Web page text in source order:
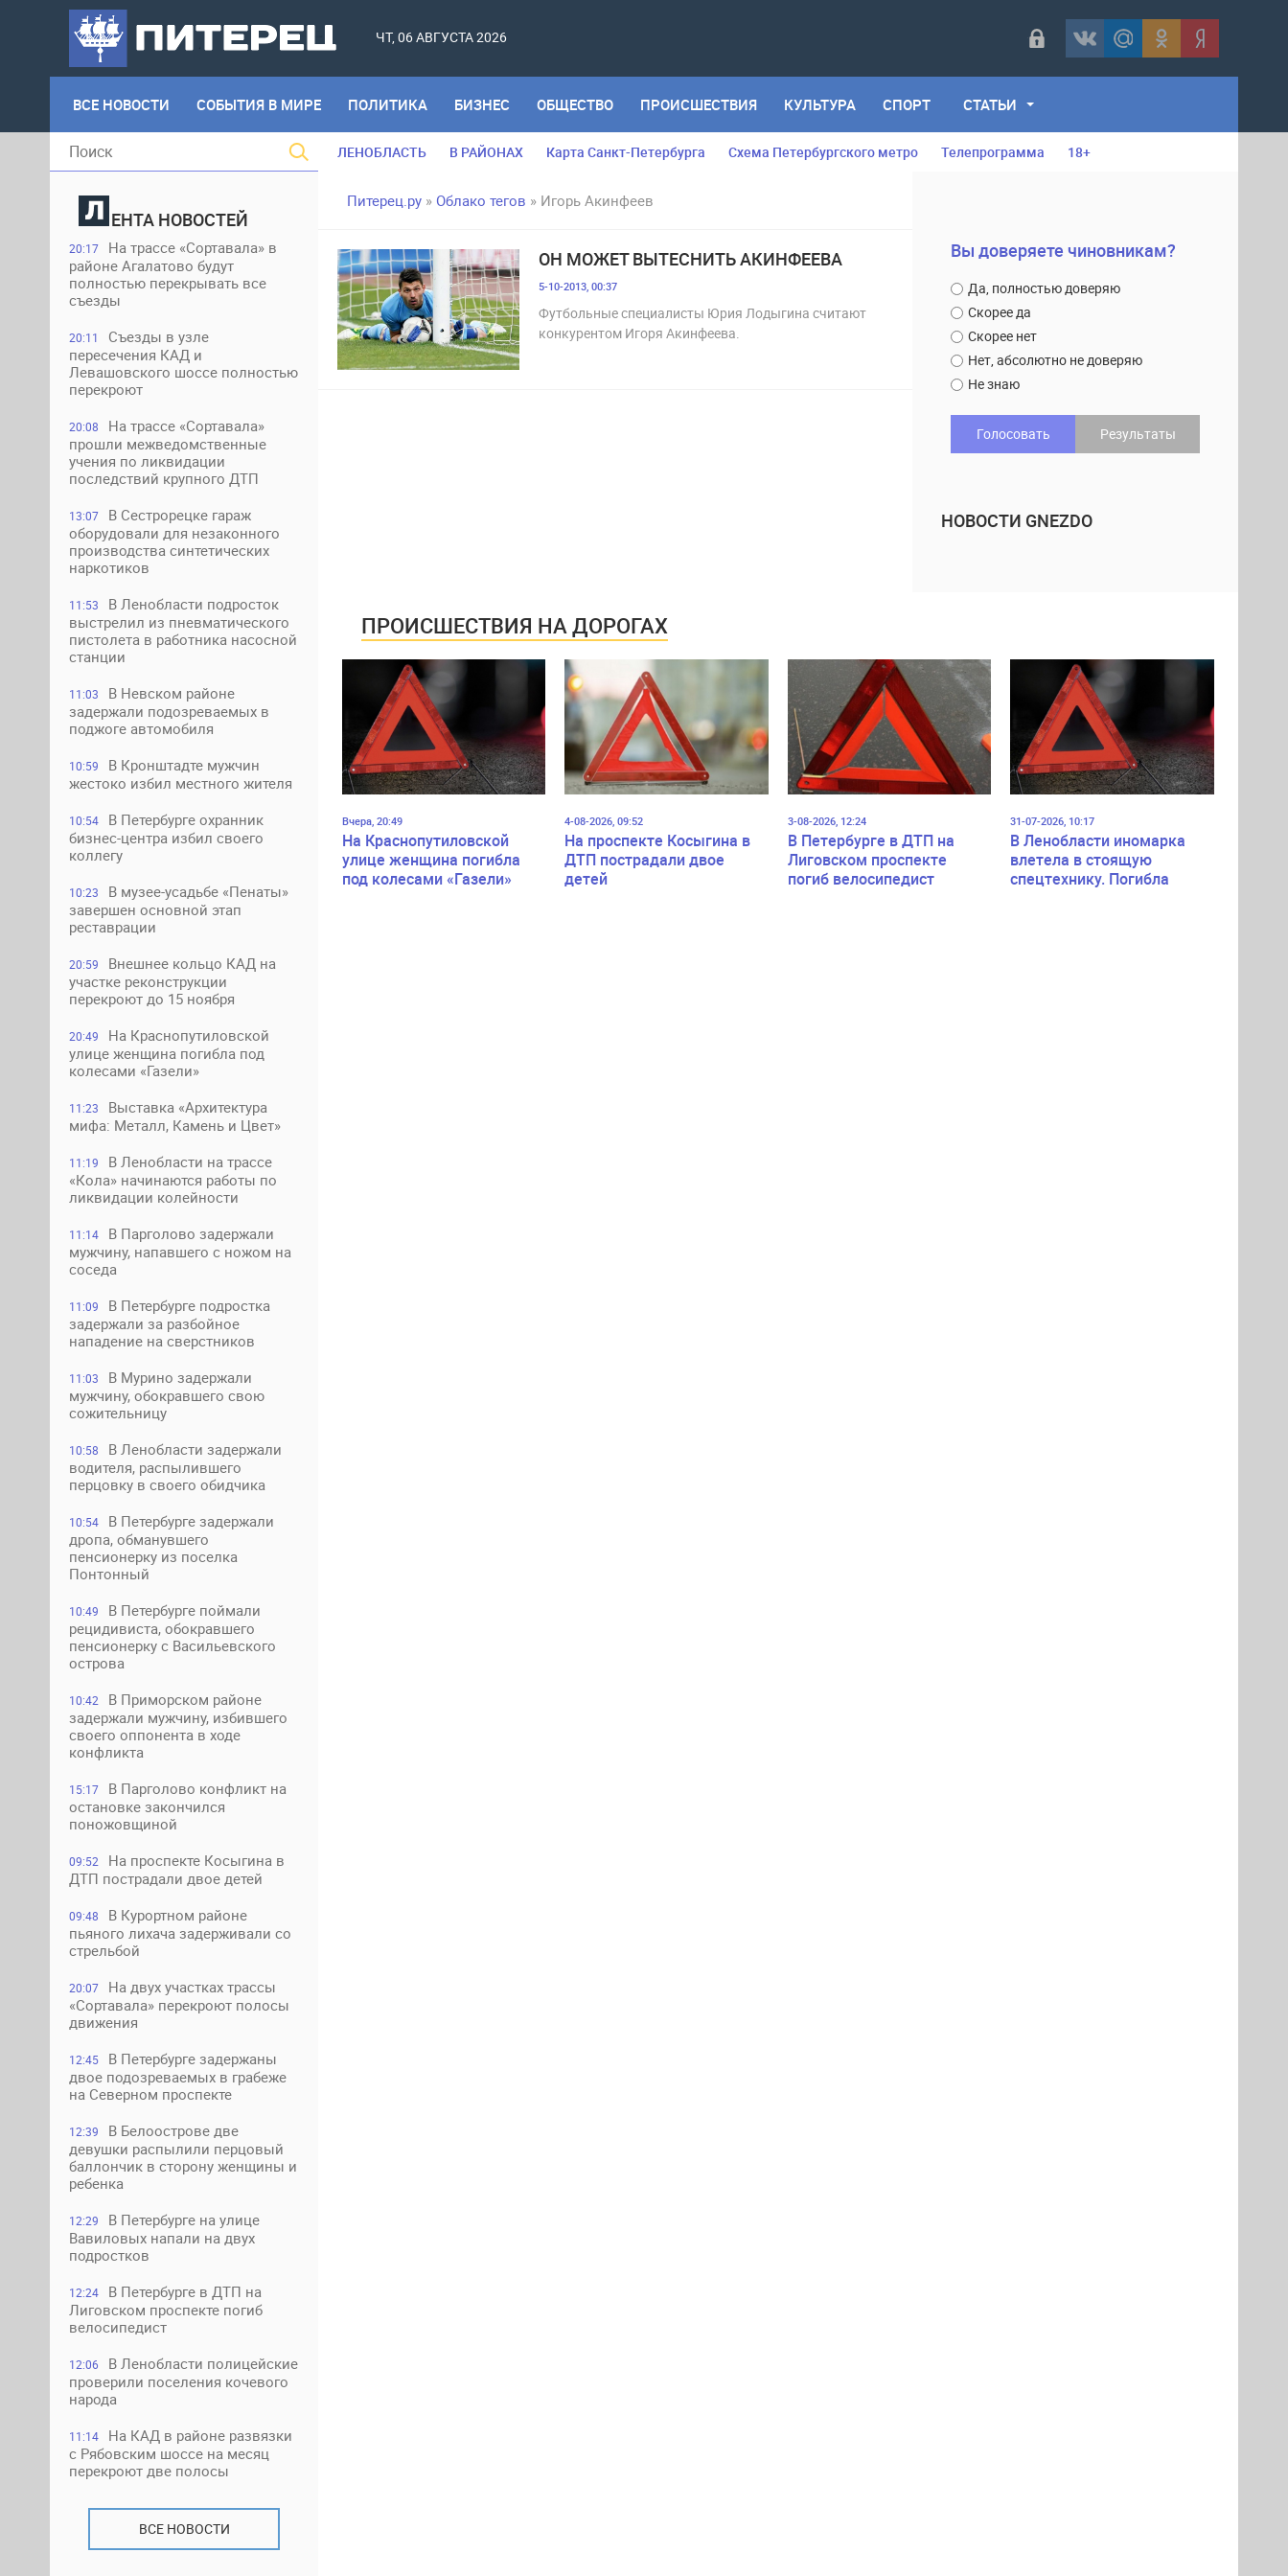
ЧТ, 06 АВГУСТА 2026
ВСЕ НОВОСТИ СОБЫТИЯ В МИРЕ ПОЛИТИКА БИЗНЕС ОБЩЕСТВО ПРОИСШЕСТВИЯ КУЛЬТУРА СПОРТ СТАТЬИ
ЕНТА НОВОСТЕЙ
20:17
На трассе «Сортавала» в
районе Агалатово будут
полностью перекрывать все
съезды
20:11
Съезды в узле
пересечения КАД и
Левашовского шоссе полностью
перекроют
20:08
На трассе «Сортавала»
прошли межведомственные
учения по ликвидации
последствий крупного ДТП
13:07
В Сестрорецке гараж
оборудовали для незаконного
производства синтетических
наркотиков
11:53
В Ленобласти подросток
выстрелил из пневматического
пистолета в работника насосной
станции
11:03
В Невском районе
задержали подозреваемых в
поджоге автомобиля
10:59
В Кронштадте мужчин
жестоко избил местного жителя
10:54
В Петербурге охранник
бизнес-центра избил своего
коллегу
10:23
В музее-усадьбе «Пенаты»
завершен основной этап
реставрации
20:59
Внешнее кольцо КАД на
участке реконструкции
перекроют до 15 ноября
20:49
На Краснопутиловской
улице женщина погибла под
колесами «Газели»
11:23
Выставка «Архитектура
мифа: Металл, Камень и Цвет»
11:19
В Ленобласти на трассе
«Кола» начинаются работы по
ликвидации колейности
11:14
В Парголово задержали
мужчину, напавшего с ножом на
соседа
11:09
В Петербурге подростка
задержали за разбойное
нападение на сверстников
11:03
В Мурино задержали
мужчину, обокравшего свою
сожительницу
10:58
В Ленобласти задержали
водителя, распылившего
перцовку в своего обидчика
10:54
В Петербурге задержали
дропа, обманувшего
пенсионерку из поселка
Понтонный
10:49
В Петербурге поймали
рецидивиста, обокравшего
пенсионерку с Васильевского
острова
10:42
В Приморском районе
задержали мужчину, избившего
своего оппонента в ходе
конфликта
15:17
В Парголово конфликт на
остановке закончился
поножовщиной
09:52
На проспекте Косыгина в
ДТП пострадали двое детей
09:48
В Курортном районе
пьяного лихача задерживали со
стрельбой
20:07
На двух участках трассы
«Сортавала» перекроют полосы
движения
12:45
В Петербурге задержаны
двое подозреваемых в грабеже
на Северном проспекте
12:39
В Белоострове две
девушки распылили перцовый
баллончик в сторону женщины и
ребенка
12:29
В Петербурге на улице
Вавиловых напали на двух
подростков
12:24
В Петербурге в ДТП на
Лиговском проспекте погиб
велосипедист
12:06
В Ленобласти полицейские
проверили поселения кочевого
народа
11:14
На КАД в районе развязки
с Рябовским шоссе на месяц
перекроют две полосы
ВСЕ НОВОСТИ
ЛЕНОБЛАСТЬ В РАЙОНАХ Карта Санкт-Петербурга Схема Петербургского метро Телепрограмма 18+
Питерец.ру » Облако тегов » Игорь Акинфеев
ОН МОЖЕТ ВЫТЕСНИТЬ АКИНФЕЕВА
5-10-2013, 00:37
Футбольные специалисты Юрия Лодыгина считают
конкурентом Игоря Акинфеева.
Вы доверяете чиновникам?
Да, полностью доверяю
Скорее да
Скорее нет
Нет, абсолютно не доверяю
Не знаю
Голосовать Результаты
НОВОСТИ GNEZDO
ПРОИСШЕСТВИЯ НА ДОРОГАХ
Вчера, 20:49
На Краснопутиловской
улице женщина погибла
под колесами «Газели»
4-08-2026, 09:52
На проспекте Косыгина в
ДТП пострадали двое
детей
3-08-2026, 12:24
В Петербурге в ДТП на
Лиговском проспекте
погиб велосипедист
31-07-2026, 10:17
В Ленобласти иномарка
влетела в стоящую
спецтехнику. Погибла